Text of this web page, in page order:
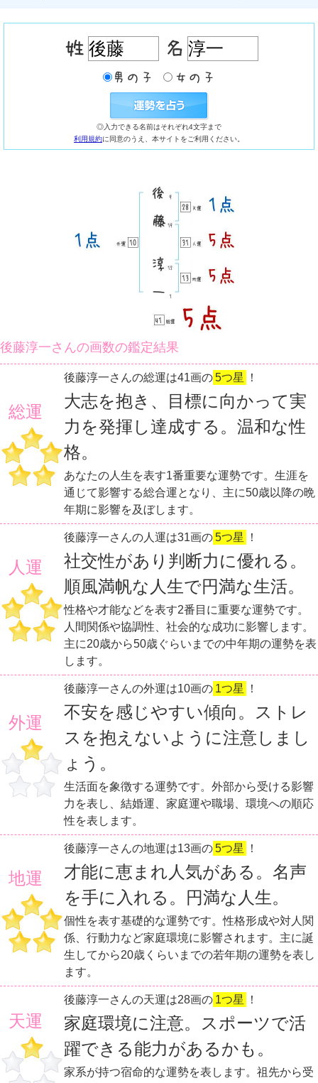
◎入力できる名前はそれぞれ4文字まで
利用規約に同意のうえ、本サイトをご利用ください。
後藤淳一さんの画数の鑑定結果
総運
後藤淳一さんの総運は41画の5つ星 ！
大志を抱き、目標に向かって実
力を発揮し達成する。温和な性
格。
あなたの人生を表す1番重要な運勢です。生涯を
通じて影響する総合運となり、主に50歳以降の晩
年期に影響を及ぼします。
人運
後藤淳一さんの人運は31画の5つ星 ！
社交性があり判断力に優れる。
順風満帆な人生で円満な生活。
性格や才能などを表す2番目に重要な運勢です。
人間関係や協調性、社会的な成功に影響します。
主に20歳から50歳ぐらいまでの中年期の運勢を表
します。
外運
後藤淳一さんの外運は10画の 1つ星 ！
不安を感じやすい傾向。ストレ
スを抱えないように注意しまし
ょう。
生活面を象徴する運勢です。外部から受ける影響
力を表し、結婚運、家庭運や職場、環境への順応
性を表します。
地運
後藤淳一さんの地運は13画の5つ星 ！
才能に恵まれ人気がある。名声
を手に入れる。円満な人生。
個性を表す基礎的な運勢です。性格形成や対人関
係、行動力など家庭環境に影響されます。主に誕
生してから20歳くらいまでの若年期の運勢を表し
ます。
天運
後藤淳一さんの天運は28画の 1つ星 ！
家庭環境に注意。スポーツで活
躍できる能力があるかも。
家系が持つ宿命的な運勢を表します。祖先から受